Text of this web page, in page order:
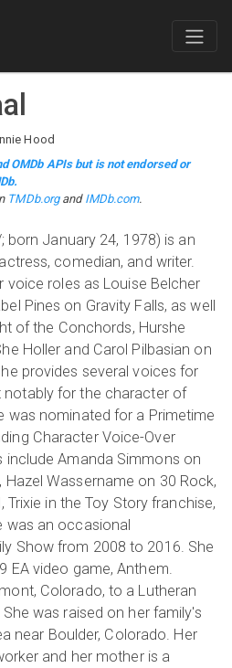
Hood
OMDb APIs but is not endorsed or
TMDb.organd IMDb.com.
born January 24, 1978) is an
comedian, and writer.
voice roles as Louise Belcher
Pines on Gravity Falls, as well
of the Conchords, Hurshe
Holler and Carol Pilbasian on
provides several voices for
for the character of
was nominated for a Primetime
Character Voice-Over
include Amanda Simmons on
Wassername on 30 Rock,
Trixie in the Toy Story franchise,
was an occasional
Show from 2008 to 2016. She
EA video game, Anthem.
Colorado, to a Lutheran
was raised on her family's
near Boulder, Colorado. Her
and her mother is a